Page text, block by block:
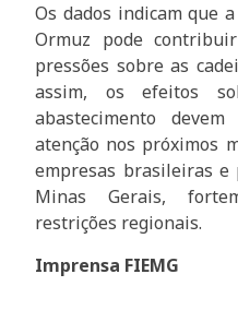
Os dados indicam que
Ormuz pode
pressões sobre as
assim, os efeitos
abastecimento
atenção nos próximos
empresas brasileiras
Minas Gerais,
restrições regionais.
Imprensa FIEMG